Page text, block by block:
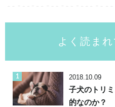
よく読ま
2018.10.09
子犬のトリ
的なのか？